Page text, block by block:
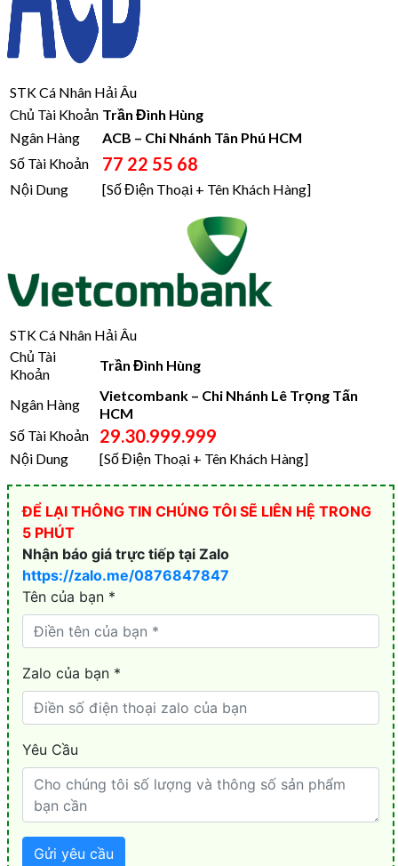
STK Cá Nhân Hải Âu
Chủ Tài Khoản Trần Đình Hùng
Ngân Hàng
ACB – Chi Nhánh Tân Phú HCM
Số Tài Khoản
77 22 55 68
Nội Dung [Số Điện Thoại + Tên Khách Hàng]
STK Cá Nhân Hải Âu
Chủ Tài
Khoản
Trần Đình Hùng
Ngân Hàng
Vietcombank – Chi Nhánh Lê Trọng Tấn
HCM
Số Tài Khoản
29.30.999.999
Nội Dung [Số Điện Thoại + Tên Khách Hàng]